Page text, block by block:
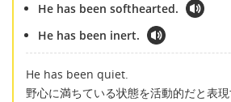
He has been softhearted.
He has been inert.
He has been quiet.
野心に満ちている状態を活動的だと表